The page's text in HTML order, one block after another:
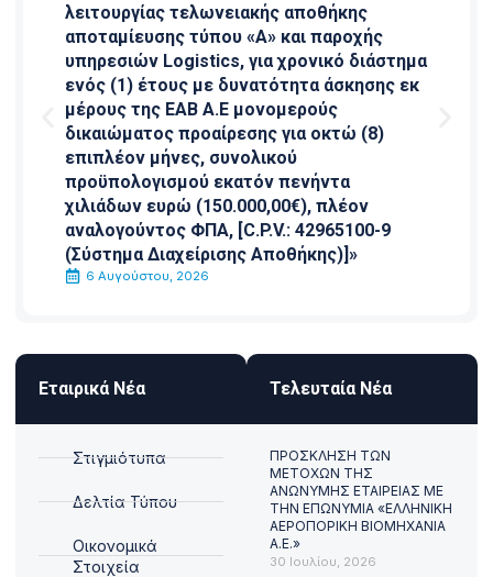
λειτουργίας τελωνειακής αποθήκης
αποταμίευσης τύπου «Α» και παροχής
υπηρεσιών Logistics, για χρονικό διάστημα
ενός (1) έτους με δυνατότητα άσκησης εκ
μέρους της ΕΑΒ Α.Ε μονομερούς
δικαιώματος προαίρεσης για οκτώ (8)
επιπλέον μήνες, συνολικού
προϋπολογισμού εκατόν πενήντα
χιλιάδων ευρώ (150.000,00€), πλέον
αναλογούντος ΦΠΑ, [C.P.V.: 42965100-9
(Σύστημα Διαχείρισης Αποθήκης)]»
6 Αυγούστου, 2026
Εταιρικά Νέα
Στιγμιότυπα
Δελτία Τύπου
Οικονομικά
Στοιχεία
Τελευταία Νέα
ΠΡΟΣΚΛΗΣΗ ΤΩΝ
ΜΕΤΟΧΩΝ ΤΗΣ
ΑΝΩΝΥΜΗΣ ΕΤΑΙΡΕΙΑΣ ΜΕ
ΤΗΝ ΕΠΩΝΥΜΙΑ «ΕΛΛΗΝΙΚΗ
ΑΕΡΟΠΟΡΙΚΗ ΒΙΟΜΗΧΑΝΙΑ
Α.Ε.»
30 Ιουλίου, 2026